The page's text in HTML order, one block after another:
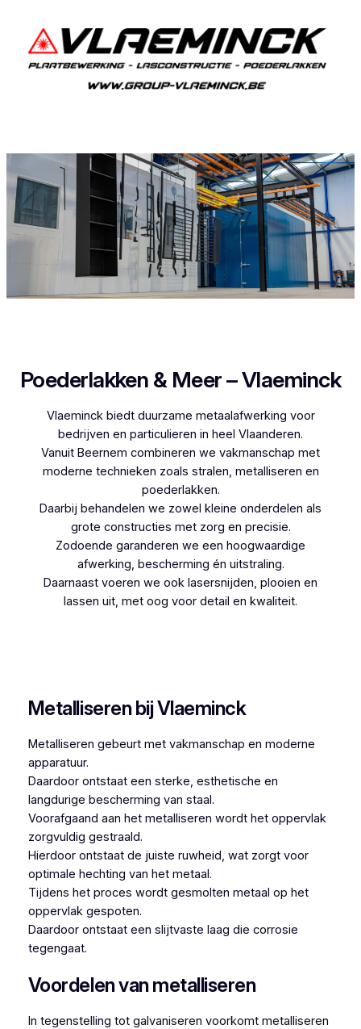
Poederlakken & Meer – Vlaeminck
Vlaeminck biedt duurzame metaalafwerking voor
bedrijven en particulieren in heel Vlaanderen.
Vanuit Beernem combineren we vakmanschap met
moderne technieken zoals stralen, metalliseren en
poederlakken.
Daarbij behandelen we zowel kleine onderdelen als
grote constructies met zorg en precisie.
Zodoende garanderen we een hoogwaardige
afwerking, bescherming én uitstraling.
Daarnaast voeren we ook lasersnijden, plooien en
lassen uit, met oog voor detail en kwaliteit.
Metalliseren bij Vlaeminck
Metalliseren gebeurt met vakmanschap en moderne
apparatuur.
Daardoor ontstaat een sterke, esthetische en
langdurige bescherming van staal.
Voorafgaand aan het metalliseren wordt het oppervlak
zorgvuldig gestraald.
Hierdoor ontstaat de juiste ruwheid, wat zorgt voor
optimale hechting van het metaal.
Tijdens het proces wordt gesmolten metaal op het
oppervlak gespoten.
Daardoor ontstaat een slijtvaste laag die corrosie
tegengaat.
Voordelen van metalliseren
In tegenstelling tot galvaniseren voorkomt metalliseren